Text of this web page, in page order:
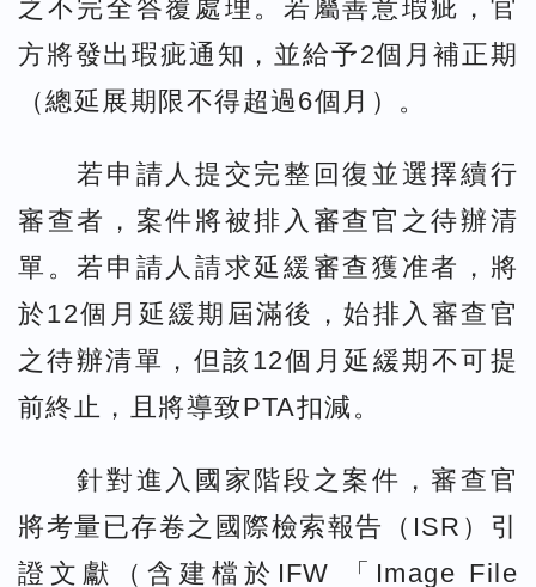
之不完全答覆處理。若屬善意瑕疵，官
方將發出瑕疵通知，並給予2個月補正期
（總延展期限不得超過6個月）。
若申請人提交完整回復並選擇續行
審查者，案件將被排入審查官之待辦清
單。若申請人請求延緩審查獲准者，將
於12個月延緩期屆滿後，始排入審查官
之待辦清單，但該12個月延緩期不可提
前終止，且將導致PTA扣減。
針對進入國家階段之案件，審查官
將考量已存卷之國際檢索報告（ISR）引
證文獻（含建檔於IFW 「Image File